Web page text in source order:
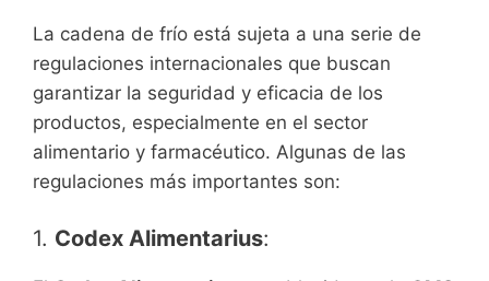
La cadena de frío está sujeta a una serie de
regulaciones internacionales que buscan
garantizar la seguridad y eficacia de los
productos, especialmente en el sector
alimentario y farmacéutico. Algunas de las
regulaciones más importantes son:
1. Codex Alimentarius: